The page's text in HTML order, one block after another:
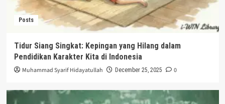
Posts
Tidur Siang Singkat: Kepingan yang Hilang dalam
Pendidikan Karakter Kita di Indonesia
Muhammad Syarif Hidayatullah December 25, 2025 0